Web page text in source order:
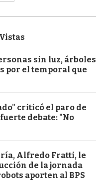
sin luz, árboles
por el temporal que
criticó el paro de
debate: "No
Alfredo Fratti, le
de la jornada
aporten al BPS